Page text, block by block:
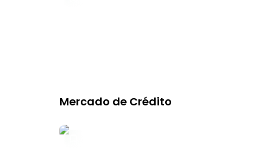
Mercado de Crédito